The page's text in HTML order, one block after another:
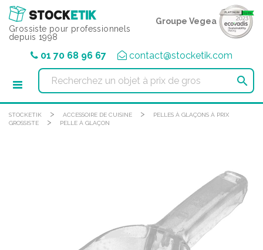
Grossiste pour professionnels
depuis 1998
Groupe Vegea
01 70 68 96 67 contact@stocketik.com

STOCKETIK > ACCESSOIRE DE CUISINE >
PELLES À GLAÇONS À PRIX
GROSSISTE
> PELLE À GLAÇON
Panneau de gestion des cookies